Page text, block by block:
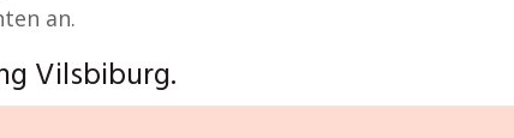
an.
Vilsbiburg.